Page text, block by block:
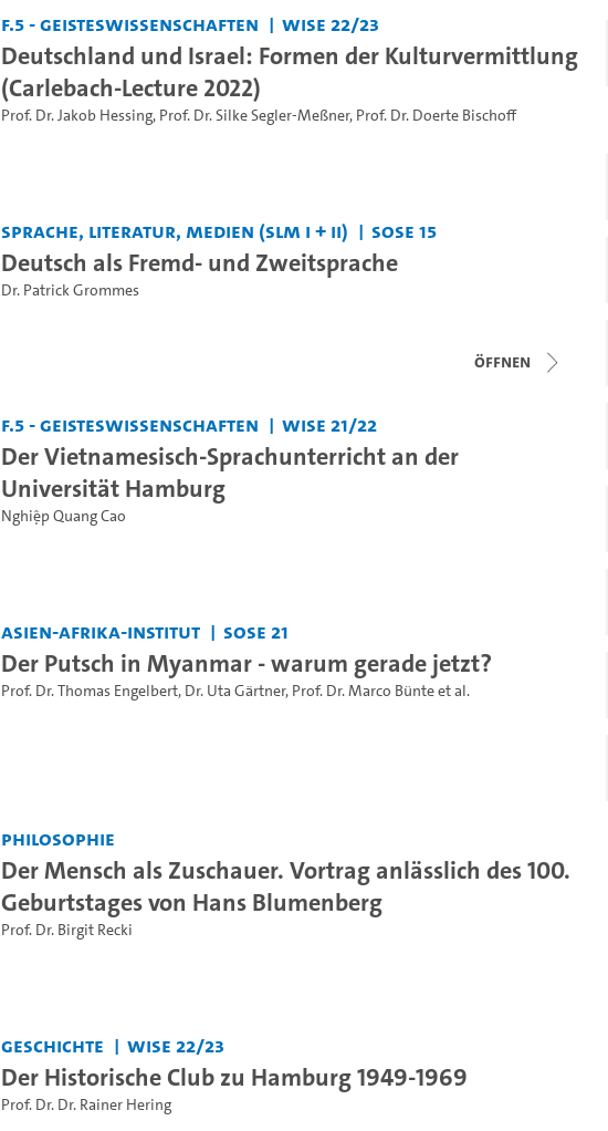
F.5 - Geisteswissenschaften WiSe 22/23
Deutschland und Israel: Formen der Kulturvermittlung
(Carlebach-Lecture 2022)
Prof. Dr. Jakob Hessing, Prof. Dr. Silke Segler-Meßner, Prof. Dr. Doerte Bischoff
Sprache, Literatur, Medien (SLM I + II) SoSe 15
Deutsch als Fremd- und Zweitsprache
Dr. Patrick Grommes
Öffnen
F.5 - Geisteswissenschaften WiSe 21/22
Der Vietnamesisch-Sprachunterricht an der
Universität Hamburg
Nghiệp Quang Cao
Asien-Afrika-Institut SoSe 21
Der Putsch in Myanmar - warum gerade jetzt?
Prof. Dr. Thomas Engelbert, Dr. Uta Gärtner, Prof. Dr. Marco Bünteet al.
Philosophie
Der Mensch als Zuschauer. Vortrag anlässlich des 100.
Geburtstages von Hans Blumenberg
Prof. Dr. Birgit Recki
Geschichte WiSe 22/23
Der Historische Club zu Hamburg 1949-1969
Prof. Dr. Dr. Rainer Hering